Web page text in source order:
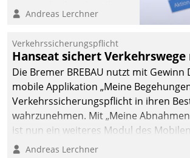
Cockpit für mobile
Datatrain. Die meravis
Wohnungsbau- und
Immobilien GmbH hat
sich dabei für den Betrieb
der Lösung über die SAP
Cloud Platform
entschieden - als erstes
Unternehmen am
Andreas Lerchner
Verkehrssicherungspflicht
Hanseat sichert Verkehrswege
Die Bremer BREBAU nutzt mit Gewinn
mobile Applikation „Meine
Verkehrssicherungspflicht in ihren
wahrzunehmen. Mit „Meine
ist nun ein weiteres Modul des
Einsatz.
Andreas Lerchner